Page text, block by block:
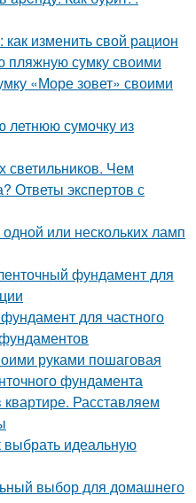
изменить свой рацион
пляжную сумку своими
«Море зовет» своими
летнюю сумочку из
светильников. Чем
Ответы экспертов с
или нескольких ламп
фундамент для
для частного
руками пошаговая
фундамента
Расставляем
идеальную
выбор для домашнего